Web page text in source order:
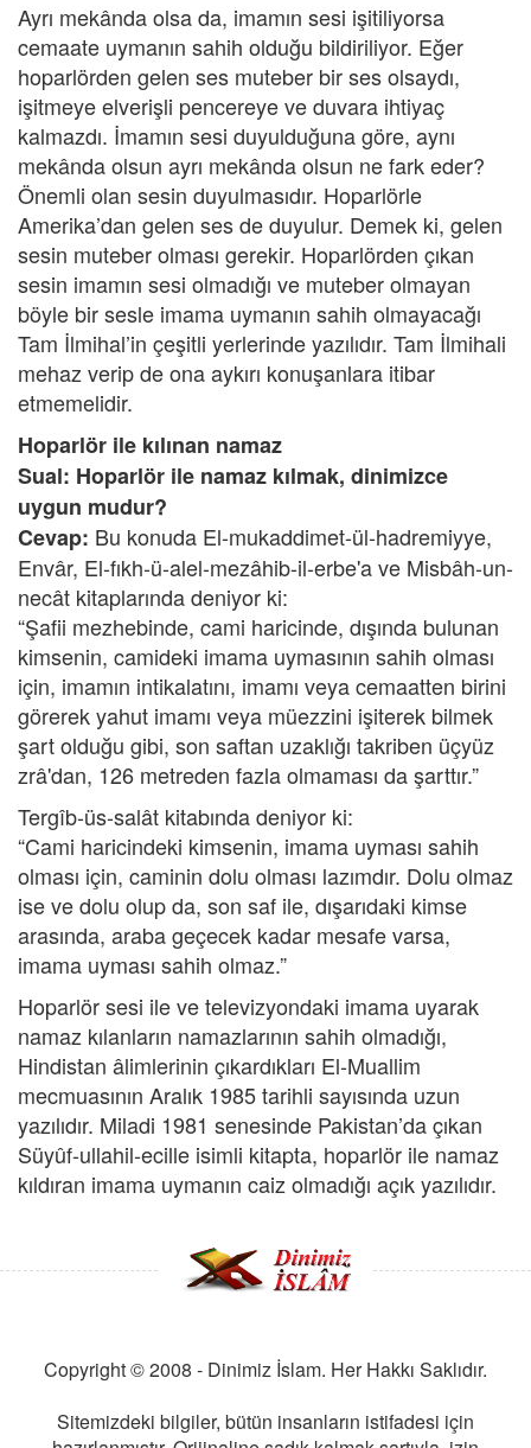
Ayrı mekânda olsa da, imamın sesi işitiliyorsa
cemaate uymanın sahih olduğu bildiriliyor. Eğer
hoparlörden gelen ses muteber bir ses olsaydı,
işitmeye elverişli pencereye ve duvara ihtiyaç
kalmazdı. İmamın sesi duyulduğuna göre, aynı
mekânda olsun ayrı mekânda olsun ne fark eder?
Önemli olan sesin duyulmasıdır. Hoparlörle
Amerika’dan gelen ses de duyulur. Demek ki, gelen
sesin muteber olması gerekir. Hoparlörden çıkan
sesin imamın sesi olmadığı ve muteber olmayan
böyle bir sesle imama uymanın sahih olmayacağı
Tam İlmihal’in çeşitli yerlerinde yazılıdır. Tam İlmihali
mehaz verip de ona aykırı konuşanlara itibar
etmemelidir.
Hoparlör ile kılınan namaz
Sual: Hoparlör ile namaz kılmak, dinimizce
uygun mudur?
Cevap: Bu konuda El-mukaddimet-ül-hadremiyye,
Envâr, El-fıkh-ü-alel-mezâhib-il-erbe'a ve Misbâh-un-
necât kitaplarında deniyor ki:
“Şafii mezhebinde, cami haricinde, dışında bulunan
kimsenin, camideki imama uymasının sahih olması
için, imamın intikalatını, imamı veya cemaatten birini
görerek yahut imamı veya müezzini işiterek bilmek
şart olduğu gibi, son saftan uzaklığı takriben üçyüz
zrâ'dan, 126 metreden fazla olmaması da şarttır.”
Tergîb-üs-salât kitabında deniyor ki:
“Cami haricindeki kimsenin, imama uyması sahih
olması için, caminin dolu olması lazımdır. Dolu olmaz
ise ve dolu olup da, son saf ile, dışarıdaki kimse
arasında, araba geçecek kadar mesafe varsa,
imama uyması sahih olmaz.”
Hoparlör sesi ile ve televizyondaki imama uyarak
namaz kılanların namazlarının sahih olmadığı,
Hindistan âlimlerinin çıkardıkları El-Muallim
mecmuasının Aralık 1985 tarihli sayısında uzun
yazılıdır. Miladi 1981 senesinde Pakistan’da çıkan
Süyûf-ullahil-ecille isimli kitapta, hoparlör ile namaz
kıldıran imama uymanın caiz olmadığı açık yazılıdır.
Copyright © 2008 - Dinimiz İslam. Her Hakkı Saklıdır.
Sitemizdeki bilgiler, bütün insanların istifadesi için